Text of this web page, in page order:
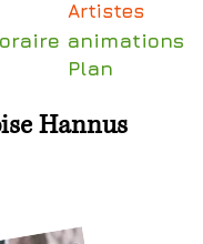
Artistes
animations
Plan
Hannus